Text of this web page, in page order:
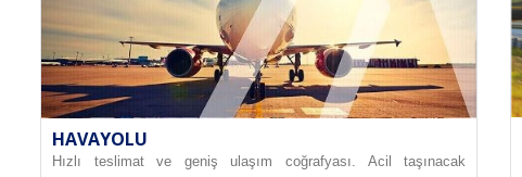
HAVAYOLU
Hızlı teslimat ve geniş ulaşım coğrafyası. Acil taşınacak